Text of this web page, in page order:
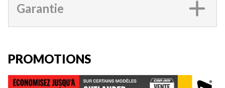
Garantie
PROMOTIONS